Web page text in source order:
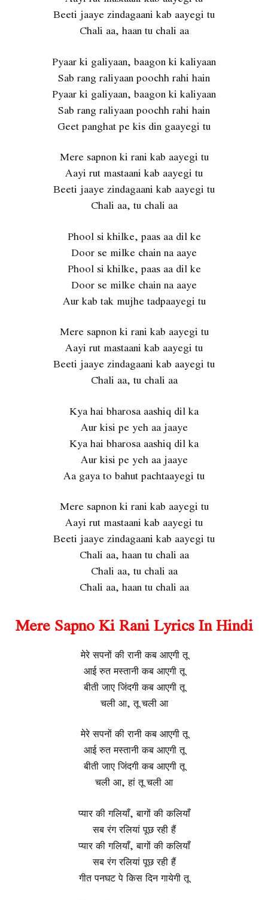
Beeti jaaye zindagaani kab aayegi tu
Chali aa, haan tu chali aa
Pyaar ki galiyaan, baagon ki kaliyaan
Sab rang raliyaan poochh rahi hain
Pyaar ki galiyaan, baagon ki kaliyaan
Sab rang raliyaan poochh rahi hain
Geet panghat pe kis din gaayegi tu
Mere sapnon ki rani kab aayegi tu
Aayi rut mastaani kab aayegi tu
Beeti jaaye zindagaani kab aayegi tu
Chali aa, tu chali aa
Phool si khilke, paas aa dil ke
Door se milke chain na aaye
Phool si khilke, paas aa dil ke
Door se milke chain na aaye
Aur kab tak mujhe tadpaayegi tu
Mere sapnon ki rani kab aayegi tu
Aayi rut mastaani kab aayegi tu
Beeti jaaye zindagaani kab aayegi tu
Chali aa, tu chali aa
Kya hai bharosa aashiq dil ka
Aur kisi pe yeh aa jaaye
Kya hai bharosa aashiq dil ka
Aur kisi pe yeh aa jaaye
Aa gaya to bahut pachtaayegi tu
Mere sapnon ki rani kab aayegi tu
Aayi rut mastaani kab aayegi tu
Beeti jaaye zindagaani kab aayegi tu
Chali aa, haan tu chali aa
Chali aa, tu chali aa
Chali aa, haan tu chali aa
Mere Sapno Ki Rani Lyrics In Hindi
मेरे सपनों की रानी कब आएगी तू
आई रुत मस्तानी कब आएगी तू
बीती जाए जिंदगी कब आएगी तू
चली आ, तू चली आ
मेरे सपनों की रानी कब आएगी तू
आई रुत मस्तानी कब आएगी तू
बीती जाए जिंदगी कब आएगी तू
चली आ, हां तू चली आ
प्यार की गलियाँ, बागों की कलियाँ
सब रंग रलियां पूछ रही हैं
प्यार की गलियाँ, बागों की कलियाँ
सब रंग रलियां पूछ रही हैं
गीत पनघट पे किस दिन गायेगी तू